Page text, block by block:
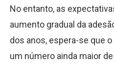
No entanto, as
aumento gradual da
dos anos, espera-se que
um número ainda maior